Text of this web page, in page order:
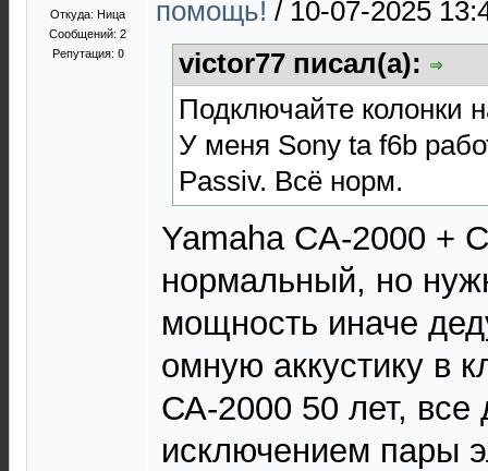
Откуда: Ница
Сообщений: 2
Репутация: 0
помощь! / 10-07-2025
victor77 писал(а):
Подключайте колонки
У меня Sony ta f6b
Passiv. Всё норм.
Yamaha CA-2000 +
нормальный, но
мощность иначе
омную аккустику в
СА-2000 50 лет, все
исключением пары